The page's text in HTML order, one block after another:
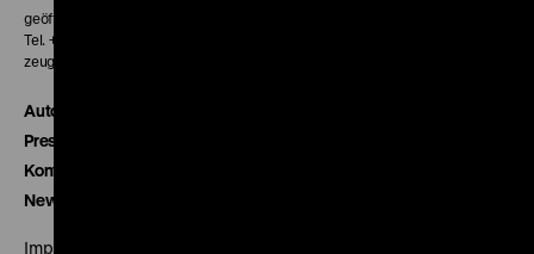
geöffnet 30 Minuten vor Beginn der ersten Vorstellung
Tel. + 49 30 20304-770
zeughauskino@dhm.de
Autor*innen
Presse
Kontakt
Newsletter
Impressum